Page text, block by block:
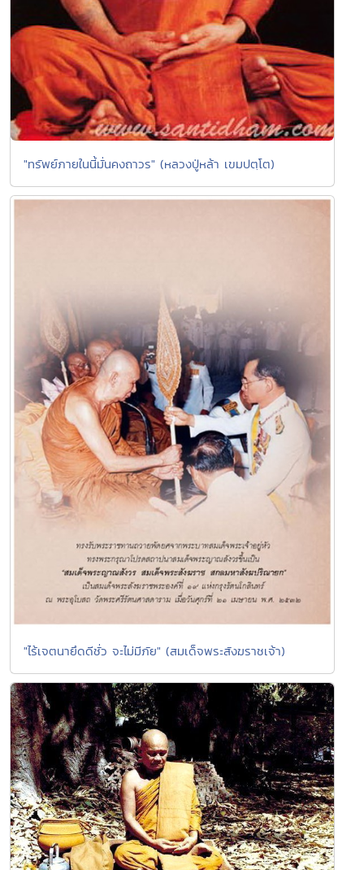
"ทรัพย์ภายในนี้มั่นคงถาวร" (หลวงปู่หล้า เขมปตฺโต)
"ไร้เจตนายึดดีชั่ว จะไม่มีภัย" (สมเด็จพระสังฆราชเจ้า)